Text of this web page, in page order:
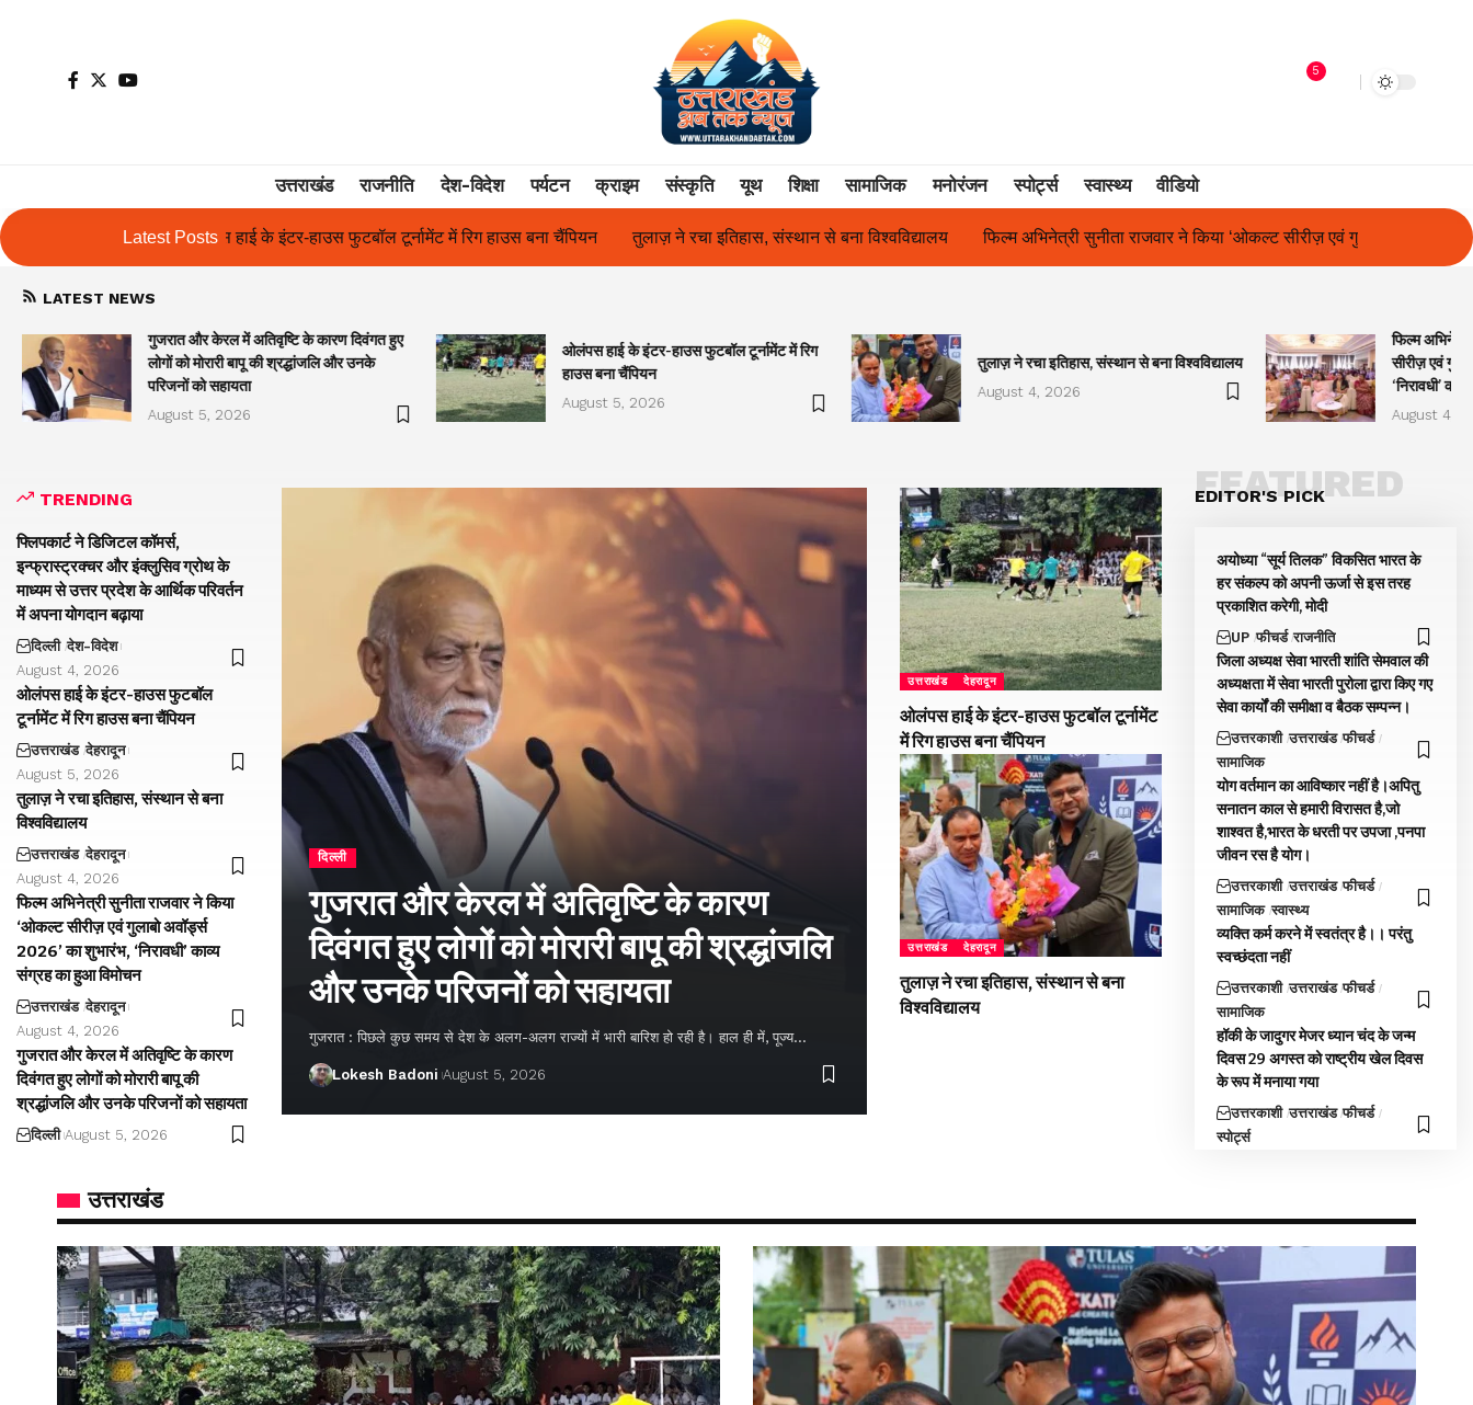
5
उत्तराखंड राजनीति देश-विदेश पर्यटन क्राइम संस्कृति यूथ शिक्षा सामाजिक मनोरंजन स्पोर्ट्स स्वास्थ्य वीडियो
Latest Posts
हाउस फुटबॉल टूर्नामेंट में रिग हाउस बना चैंपियन तुलाज़ ने रचा इतिहास, संस्थान से बना विश्वविद्यालय फिल्म अभिनेत्री सुनीता राजवार ने किया ‘ओकल्ट सीरीज़ एवं गुलाबो अवॉर्ड्स 2026’ का शुभारंभ, ‘निरावधी’ काव्य संग्रह का
LATEST NEWS
गुजरात और केरल में अतिवृष्टि के कारण दिवंगत हुए
लोगों को मोरारी बापू की श्रद्धांजलि और उनके
परिजनों को सहायता
August 5, 2026
ओलंपस हाई के इंटर-हाउस फुटबॉल टूर्नामेंट में रिग
हाउस बना चैंपियन
August 5, 2026
तुलाज़ ने रचा इतिहास, संस्थान से बना विश्वविद्यालय
August 4, 2026
फिल्म
सीरीज़ एवं
‘निरावधी’
August 4,
TRENDING
फ्लिपकार्ट ने डिजिटल कॉमर्स,
इन्फ्रास्ट्रक्चर और इंक्लुसिव ग्रोथ के
माध्यम से उत्तर प्रदेश के आर्थिक परिवर्तन
में अपना योगदान बढ़ाया
दिल्ली देश-विदेश
August 4, 2026
ओलंपस हाई के इंटर-हाउस फुटबॉल
टूर्नामेंट में रिग हाउस बना चैंपियन
उत्तराखंड देहरादून
August 5, 2026
तुलाज़ ने रचा इतिहास, संस्थान से बना
विश्वविद्यालय
उत्तराखंड देहरादून
August 4, 2026
फिल्म अभिनेत्री सुनीता राजवार ने किया
‘ओकल्ट सीरीज़ एवं गुलाबो अवॉर्ड्स
2026’ का शुभारंभ, ‘निरावधी’ काव्य
संग्रह का हुआ विमोचन
उत्तराखंड देहरादून
August 4, 2026
गुजरात और केरल में अतिवृष्टि के कारण
दिवंगत हुए लोगों को मोरारी बापू की
श्रद्धांजलि और उनके परिजनों को सहायता
दिल्ली August 5, 2026
दिल्ली
गुजरात और केरल में अतिवृष्टि के कारण
दिवंगत हुए लोगों को मोरारी बापू की श्रद्धांजलि
और उनके परिजनों को सहायता
गुजरात : पिछले कुछ समय से देश के अलग-अलग राज्यों में भारी बारिश हो रही है। हाल ही में, पूज्य…
Lokesh Badoni August 5, 2026
उत्तराखंड देहरादून
ओलंपस हाई के इंटर-हाउस फुटबॉल टूर्नामेंट
में रिग हाउस बना चैंपियन
उत्तराखंड देहरादून
तुलाज़ ने रचा इतिहास, संस्थान से बना
विश्वविद्यालय
EDITOR'S PICK
FEATURED
अयोध्या “सूर्य तिलक” विकसित भारत के
हर संकल्प को अपनी ऊर्जा से इस तरह
प्रकाशित करेगी, मोदी
UP फीचर्ड राजनीति
जिला अध्यक्ष सेवा भारती शांति सेमवाल की
अध्यक्षता में सेवा भारती पुरोला द्वारा किए गए
सेवा कार्यों की समीक्षा व बैठक सम्पन्न।
उत्तरकाशी उत्तराखंड फीचर्ड
सामाजिक
योग वर्तमान का आविष्कार नहीं है।अपितु
सनातन काल से हमारी विरासत है,जो
शाश्वत है,भारत के धरती पर उपजा ,पनपा
जीवन रस है योग।
उत्तरकाशी उत्तराखंड फीचर्ड
सामाजिक स्वास्थ्य
व्यक्ति कर्म करने में स्वतंत्र है।। परंतु
स्वच्छंदता नहीं
उत्तरकाशी उत्तराखंड फीचर्ड
सामाजिक
हॉकी के जादुगर मेजर ध्यान चंद के जन्म
दिवस 29 अगस्त को राष्ट्रीय खेल दिवस
के रूप में मनाया गया
उत्तरकाशी उत्तराखंड फीचर्ड
स्पोर्ट्स
उत्तराखंड